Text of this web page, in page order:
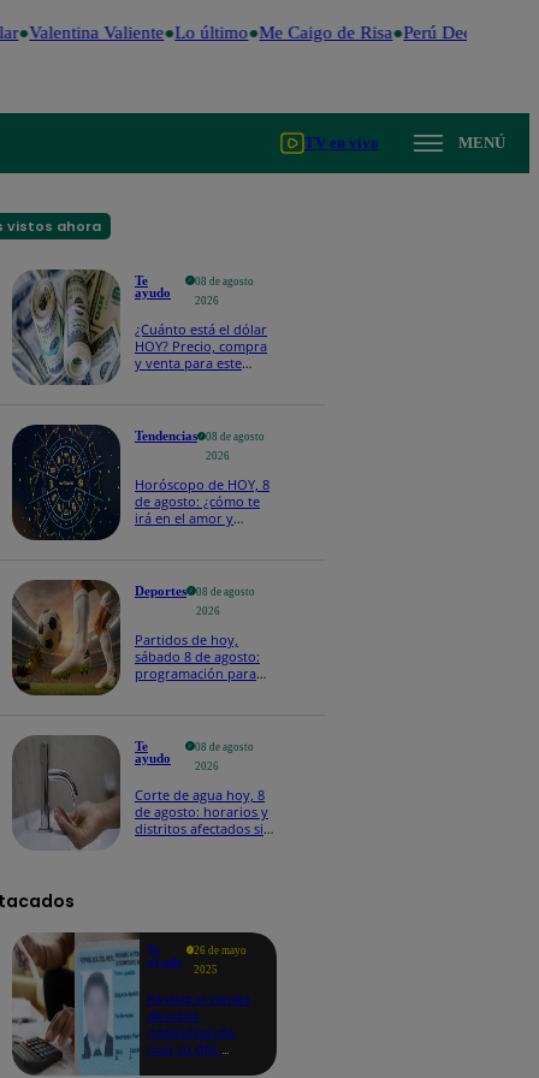
Valentina Valiente Lo último Me Caigo de Risa Perú Decide 2026
TV en vivo MENÚ
vistos ahora
Te
ayudo
08 de agosto
2026
¿Cuánto está el dólar
HOY? Precio, compra
y venta para este
Tendencias
08 de agosto
2026
Horóscopo de HOY, 8
de agosto: ¿cómo te
irá en el amor y
Deportes
08 de agosto
2026
Partidos de hoy,
sábado 8 de agosto:
programación para
Te
ayudo
08 de agosto
2026
Corte de agua hoy, 8
de agosto: horarios y
distritos afectados sin
Te
ayudo
26 de mayo
2025
Revisa si tienes
deudas
consultando
con tu DNI: